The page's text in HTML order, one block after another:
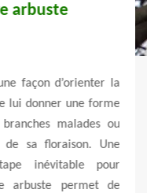
arbuste
façon d’orienter la
lui donner une forme
malades ou
sa floraison. Une
inévitable pour
arbuste permet de